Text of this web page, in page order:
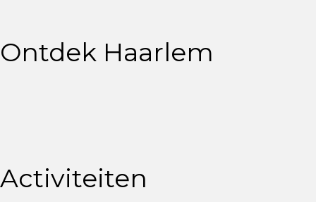
Ontdek Haarlem
Activiteiten